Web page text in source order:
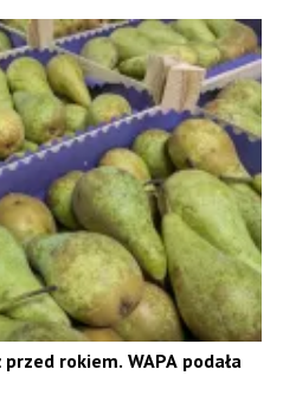
rokiem. WAPA podała